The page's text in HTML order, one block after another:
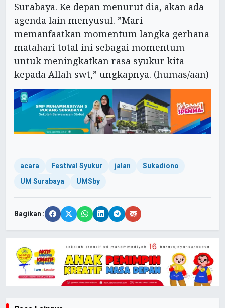
Surabaya. Ke depan menurut dia, akan ada
agenda lain menyusul. ”Mari
memanfaatkan momentum langka gerhana
matahari total ini sebagai momentum
untuk meningkatkan rasa syukur kita
kepada Allah swt,” ungkapnya. (humas/aan)
acara Festival Syukur jalan
Sukadiono
UM Surabaya
UMSby
Bagikan :